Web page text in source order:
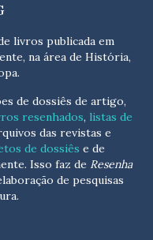
livros publicada em
na área de História,
de dossiês de artigo,
resenhados, listas de
das revistas e
de dossiês e de
. Isso faz de Resenha
de pesquisas